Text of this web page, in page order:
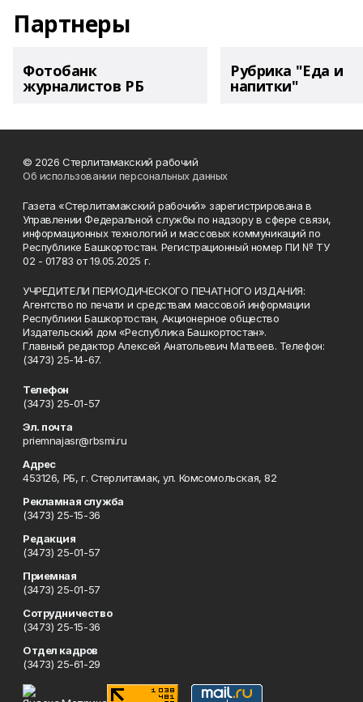
Партнеры
Фотобанк
журналистов РБ
Рубрика "Еда и
напитки"
© 2026 Стерлитамакский рабочий
Об использовании персональных данных
Газета «Стерлитамакский рабочий» зарегистрирована в
Управлении Федеральной службы по надзору в сфере связи,
информационных технологий и массовых коммуникаций по
Республике Башкортостан. Регистрационный номер ПИ № ТУ
02 - 01783 от 19.05.2025 г.
УЧРЕДИТЕЛИ ПЕРИОДИЧЕСКОГО ПЕЧАТНОГО ИЗДАНИЯ:
Агентство по печати и средствам массовой информации
Республики Башкортостан, Акционерное общество
Издательский дом «Республика Башкортостан».
Главный редактор Алексей Анатольевич Матвеев. Телефон:
(3473) 25-14-67.
Телефон
(3473) 25-01-57
Эл. почта
priemnajasr@rbsmi.ru
Адрес
453126, РБ, г. Стерлитамак, ул. Комсомольская, 82
Рекламная служба
(3473) 25-15-36
Редакция
(3473) 25-01-57
Приемная
(3473) 25-01-57
Сотрудничество
(3473) 25-15-36
Отдел кадров
(3473) 25-61-29